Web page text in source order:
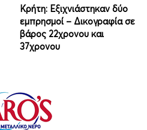
Κρήτη: Εξιχνιάστηκαν δύο
εμπρησμοί – Δικογραφία σε
βάρος 22χρονου και
37χρονου